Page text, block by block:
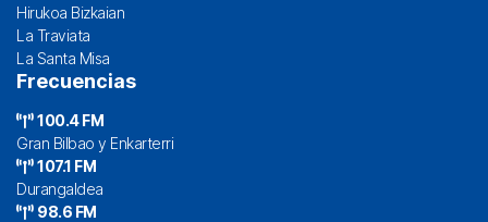
Hirukoa Bizkaian
La Traviata
La Santa Misa
Frecuencias
100.4 FM
Gran Bilbao y Enkarterri
107.1 FM
Durangaldea
98.6 FM